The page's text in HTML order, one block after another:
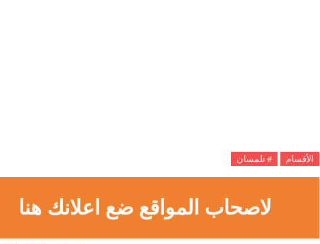
الأقسام # تلمسان
لاصحاب المواقع ضع اعلانك هنا